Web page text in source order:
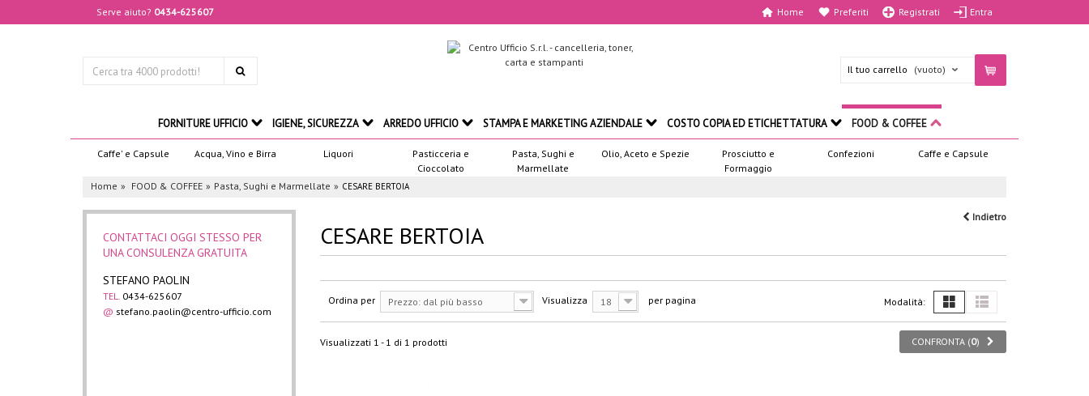
Serve aiuto? 0434-625607 Registrati Entra
Preferiti
Home
Il tuo carrello (vuoto)
FORNITURE UFFICIO IGIENE, SICUREZZA ARREDO UFFICIO STAMPA E MARKETING AZIENDALE COSTO COPIA ED ETICHETTATURA FOOD & COFFEE
Caffe' e Capsule Acqua, Vino e Birra Liquori
Pasticceria e
Cioccolato
Pasta, Sughi e
Marmellate
Olio, Aceto e Spezie
Prosciutto e
Formaggio
Confezioni Caffe e Capsule
Home FOOD & COFFEE Pasta, Sughi e Marmellate CESARE BERTOIA
Indietro
CONTATTACI OGGI STESSO PER
UNA CONSULENZA GRATUITA
STEFANO PAOLIN
TEL. 0434-625607
@ stefano.paolin@centro-ufficio.com
CESARE BERTOIA
Modalità:
Ordina per Prezzo: dal più basso Visualizza 18 per pagina
CONFRONTA (0)
Visualizzati 1 - 1 di 1 prodotti